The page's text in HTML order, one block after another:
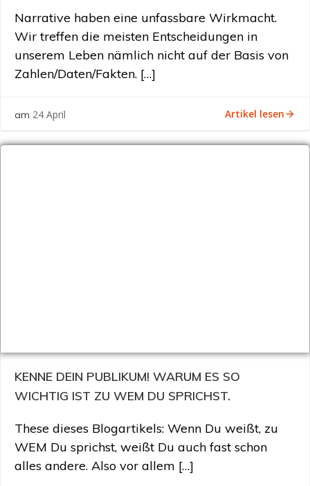
Narrative haben eine unfassbare Wirkmacht.
Wir treffen die meisten Entscheidungen in
unserem Leben nämlich nicht auf der Basis von
Zahlen/Daten/Fakten. […]
am 24 April Artikel lesen
KENNE DEIN PUBLIKUM! WARUM ES SO
WICHTIG IST ZU WEM DU SPRICHST.
These dieses Blogartikels: Wenn Du weißt, zu
WEM Du sprichst, weißt Du auch fast schon
alles andere. Also vor allem […]